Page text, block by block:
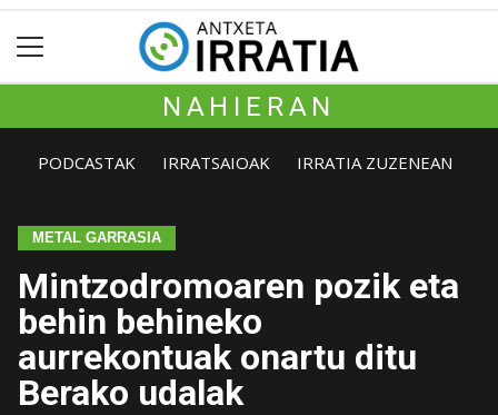
NAHIERAN
PODCASTAK IRRATSAIOAK IRRATIA ZUZENEAN
METAL GARRASIA
Mintzodromoaren pozik eta
behin behineko
aurrekontuak onartu ditu
Berako udalak